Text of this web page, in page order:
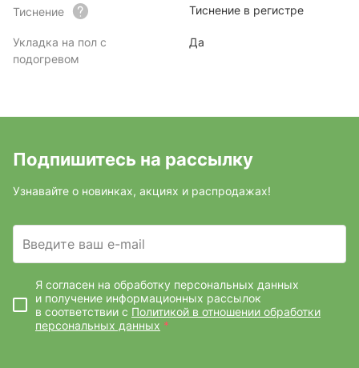
Тиснение Тиснение в регистре
Укладка на пол с
подогревом
Да
Подпишитесь на рассылку
Узнавайте о новинках, акциях и распродажах!
Введите ваш e-mail
Я согласен на обработку персональных данных
и получение информационных рассылок
в соответствии с Политикой в отношении обработки
персональных данных *